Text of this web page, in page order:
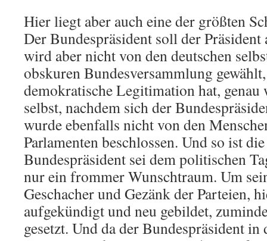
Hier liegt aber auch eine der größten
Der Bundespräsident soll der Präsident
wird aber nicht von den deutschen
obskuren Bundesversammlung
demokratische Legitimation hat, genau
selbst, nachdem sich der
wurde ebenfalls nicht von den
Parlamenten beschlossen. Und so ist
Bundespräsident sei dem politischen
nur ein frommer Wunschtraum. Um
Geschacher und Gezänk der Parteien,
aufgekündigt und neu gebildet,
gesetzt. Und da der Bundespräsident